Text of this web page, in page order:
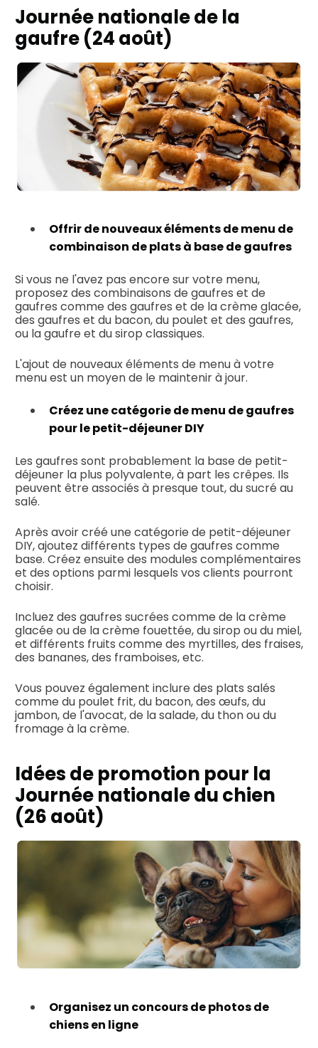
Journée nationale de la
gaufre (24 août)
Offrir de nouveaux éléments de menu de
combinaison de plats à base de gaufres
Si vous ne l'avez pas encore sur votre menu,
proposez des combinaisons de gaufres et de
gaufres comme des gaufres et de la crème glacée,
des gaufres et du bacon, du poulet et des gaufres,
ou la gaufre et du sirop classiques.
L'ajout de nouveaux éléments de menu à votre
menu est un moyen de le maintenir à jour.
Créez une catégorie de menu de gaufres
pour le petit-déjeuner DIY
Les gaufres sont probablement la base de petit-
déjeuner la plus polyvalente, à part les crêpes. Ils
peuvent être associés à presque tout, du sucré au
salé.
Après avoir créé une catégorie de petit-déjeuner
DIY, ajoutez différents types de gaufres comme
base. Créez ensuite des modules complémentaires
et des options parmi lesquels vos clients pourront
choisir.
Incluez des gaufres sucrées comme de la crème
glacée ou de la crème fouettée, du sirop ou du miel,
et différents fruits comme des myrtilles, des fraises,
des bananes, des framboises, etc.
Vous pouvez également inclure des plats salés
comme du poulet frit, du bacon, des œufs, du
jambon, de l'avocat, de la salade, du thon ou du
fromage à la crème.
Idées de promotion pour la
Journée nationale du chien
(26 août)
Organisez un concours de photos de
chiens en ligne